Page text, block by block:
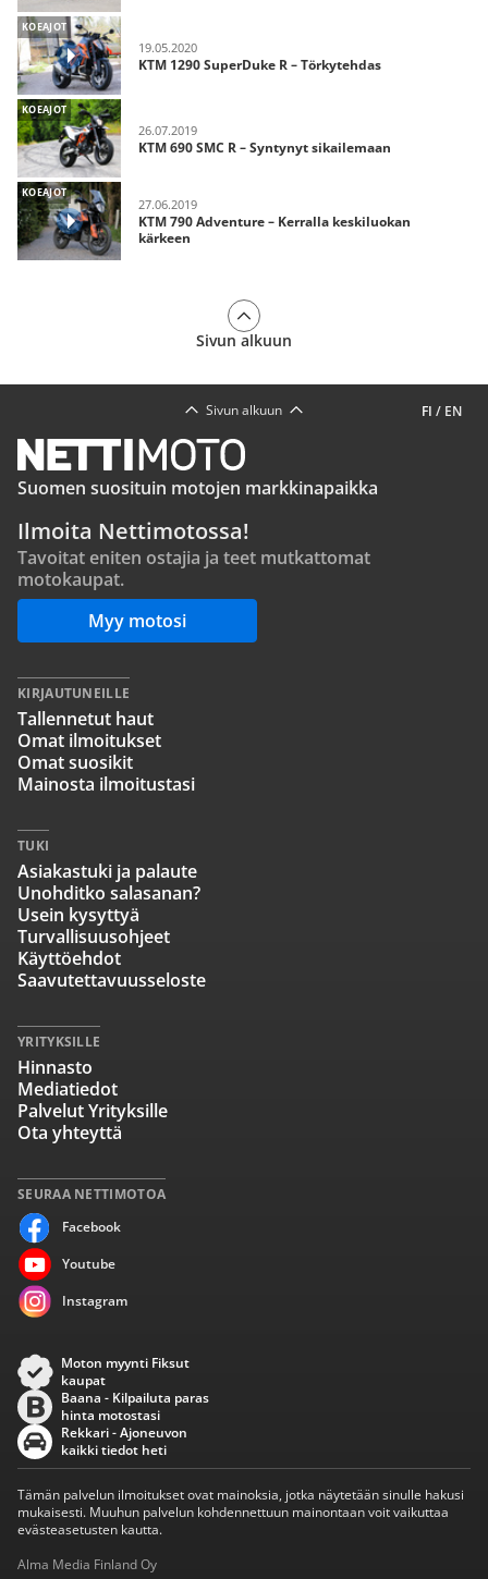
KOEAJOT
19.05.2020
KTM 1290 SuperDuke R – Törkytehdas
KOEAJOT
26.07.2019
KTM 690 SMC R – Syntynyt sikailemaan
KOEAJOT
27.06.2019
KTM 790 Adventure – Kerralla keskiluokan
kärkeen
Sivun alkuun
FI / EN
Sivun alkuun
Suomen suosituin motojen markkinapaikka
Ilmoita Nettimotossa!
Tavoitat eniten ostajia ja teet mutkattomat
motokaupat.
Myy motosi
SEURAA NETTIMOTOA
Facebook
Youtube
Instagram
KIRJAUTUNEILLE
Tallennetut haut
Omat ilmoitukset
Omat suosikit
Mainosta ilmoitustasi
TUKI
Asiakastuki ja palaute
Unohditko salasanan?
Usein kysyttyä
Turvallisuusohjeet
Käyttöehdot
Saavutettavuusseloste
YRITYKSILLE
Hinnasto
Mediatiedot
Palvelut Yrityksille
Ota yhteyttä
Moton myynti Fiksut
kaupat
Baana - Kilpailuta paras
hinta motostasi
Rekkari - Ajoneuvon
kaikki tiedot heti
Tämän palvelun ilmoitukset ovat mainoksia, jotka näytetään sinulle hakusi
mukaisesti. Muuhun palvelun kohdennettuun mainontaan voit vaikuttaa
evästeasetusten kautta.
Alma Media Finland Oy